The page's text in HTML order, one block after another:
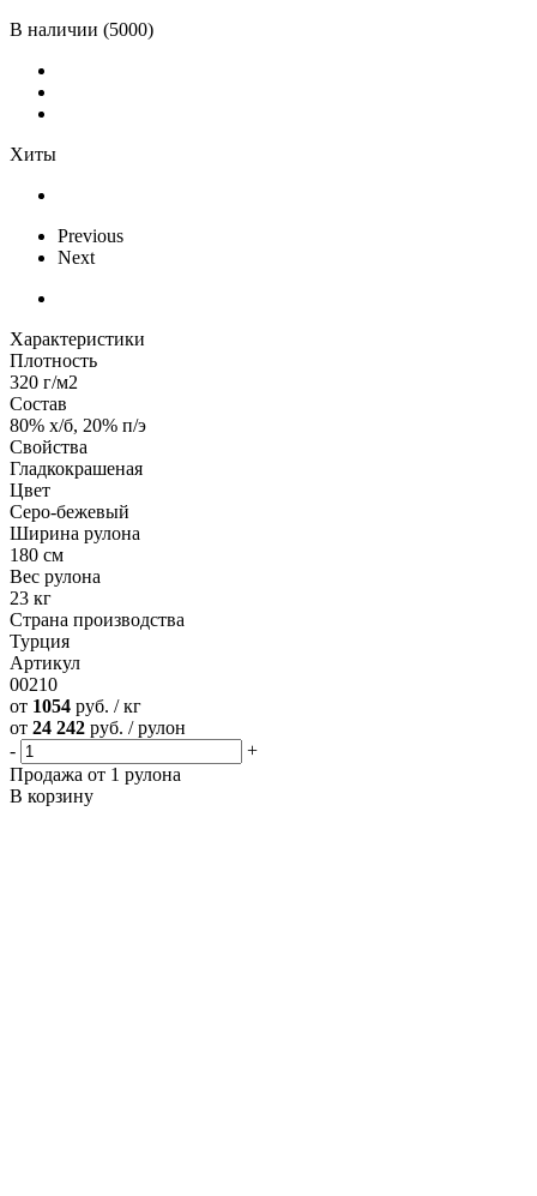
В наличии (5000)
Хиты
Previous
Next
Характеристики
Плотность
320 г/м2
Состав
80% х/б, 20% п/э
Свойства
Гладкокрашеная
Цвет
Серо-бежевый
Ширина рулона
180 см
Вес рулона
23 кг
Страна производства
Турция
Артикул
00210
от 1054 руб. / кг
от 24 242 руб. / рулон
-
+
Продажа от 1 рулона
В корзину